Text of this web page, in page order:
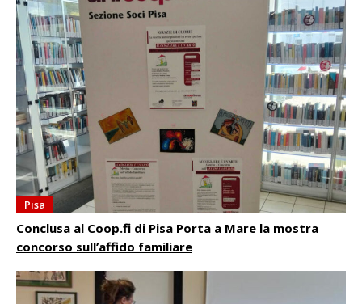
Pisa
Conclusa al Coop.fi di Pisa Porta a Mare la mostra
concorso sull’affido familiare